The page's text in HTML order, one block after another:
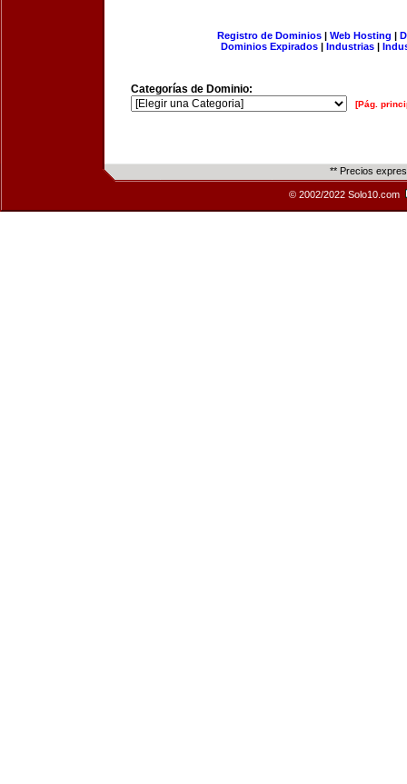
Registro de Dominios| Web Hosting |
Dominios Expirados | Industrias |
Categorías de Dominio:
[Pág.
** Precios
© 2002/2022 Solo10.com